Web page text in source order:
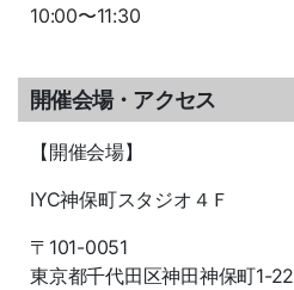
10:00〜11:30
開催会場・アクセス
【開催会場】
IYC神保町スタジオ４Ｆ
〒101-0051
東京都千代田区神田神保町1-22